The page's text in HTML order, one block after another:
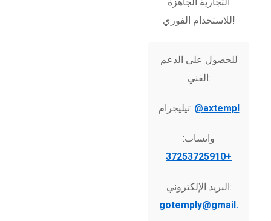
للاستخدام الفوري!
للحصول على الدعم
الفني:
تيليجرام: @axtempl
واتساب:
+37253725910
البريد الإلكتروني:
gotemply@gmail.